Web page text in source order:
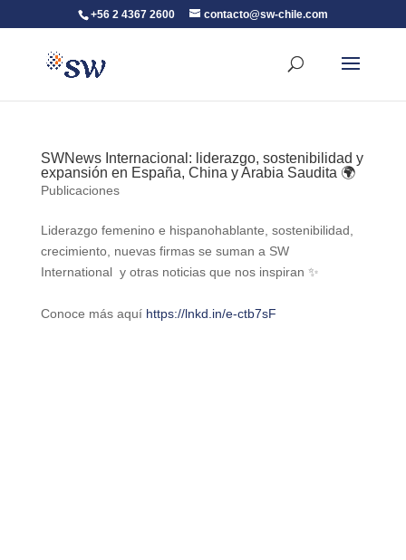
+56 2 4367 2600 contacto@sw-chile.com
SWNews Internacional: liderazgo, sostenibilidad y
expansión en España, China y Arabia Saudita 🌍
Publicaciones
Liderazgo femenino e hispanohablante, sostenibilidad,
crecimiento, nuevas firmas se suman a SW
International y otras noticias que nos inspiran ✨
Conoce más aquí https://lnkd.in/e-ctb7sF